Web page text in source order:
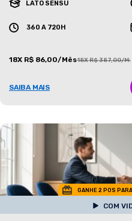
LATO SENSU
360 A 720H
18X R$ 86,00/Mês18X R$ 387,00/
SAIBA MAIS
GANHE 2 POS
COM